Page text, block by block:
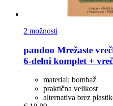
2 možnosti
pandoo Mrežaste
6-​delni komplet +
material: bombaž
praktična velikost
alternativa brez